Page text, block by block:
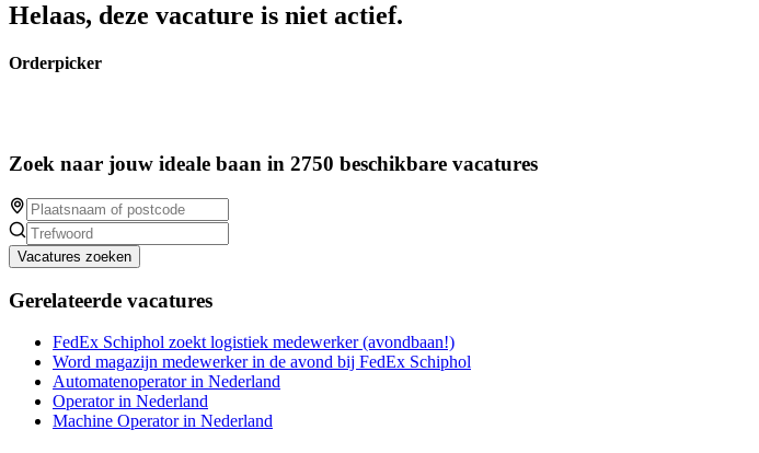
Helaas, deze vacature is niet actief.
Orderpicker
Zoek naar jouw ideale baan in 2750 beschikbare vacatures
Vacatures zoeken
Gerelateerde vacatures
FedEx Schiphol zoekt logistiek medewerker (avondbaan!)
Word magazijn medewerker in de avond bij FedEx Schiphol
Automatenoperator in Nederland
Operator in Nederland
Machine Operator in Nederland